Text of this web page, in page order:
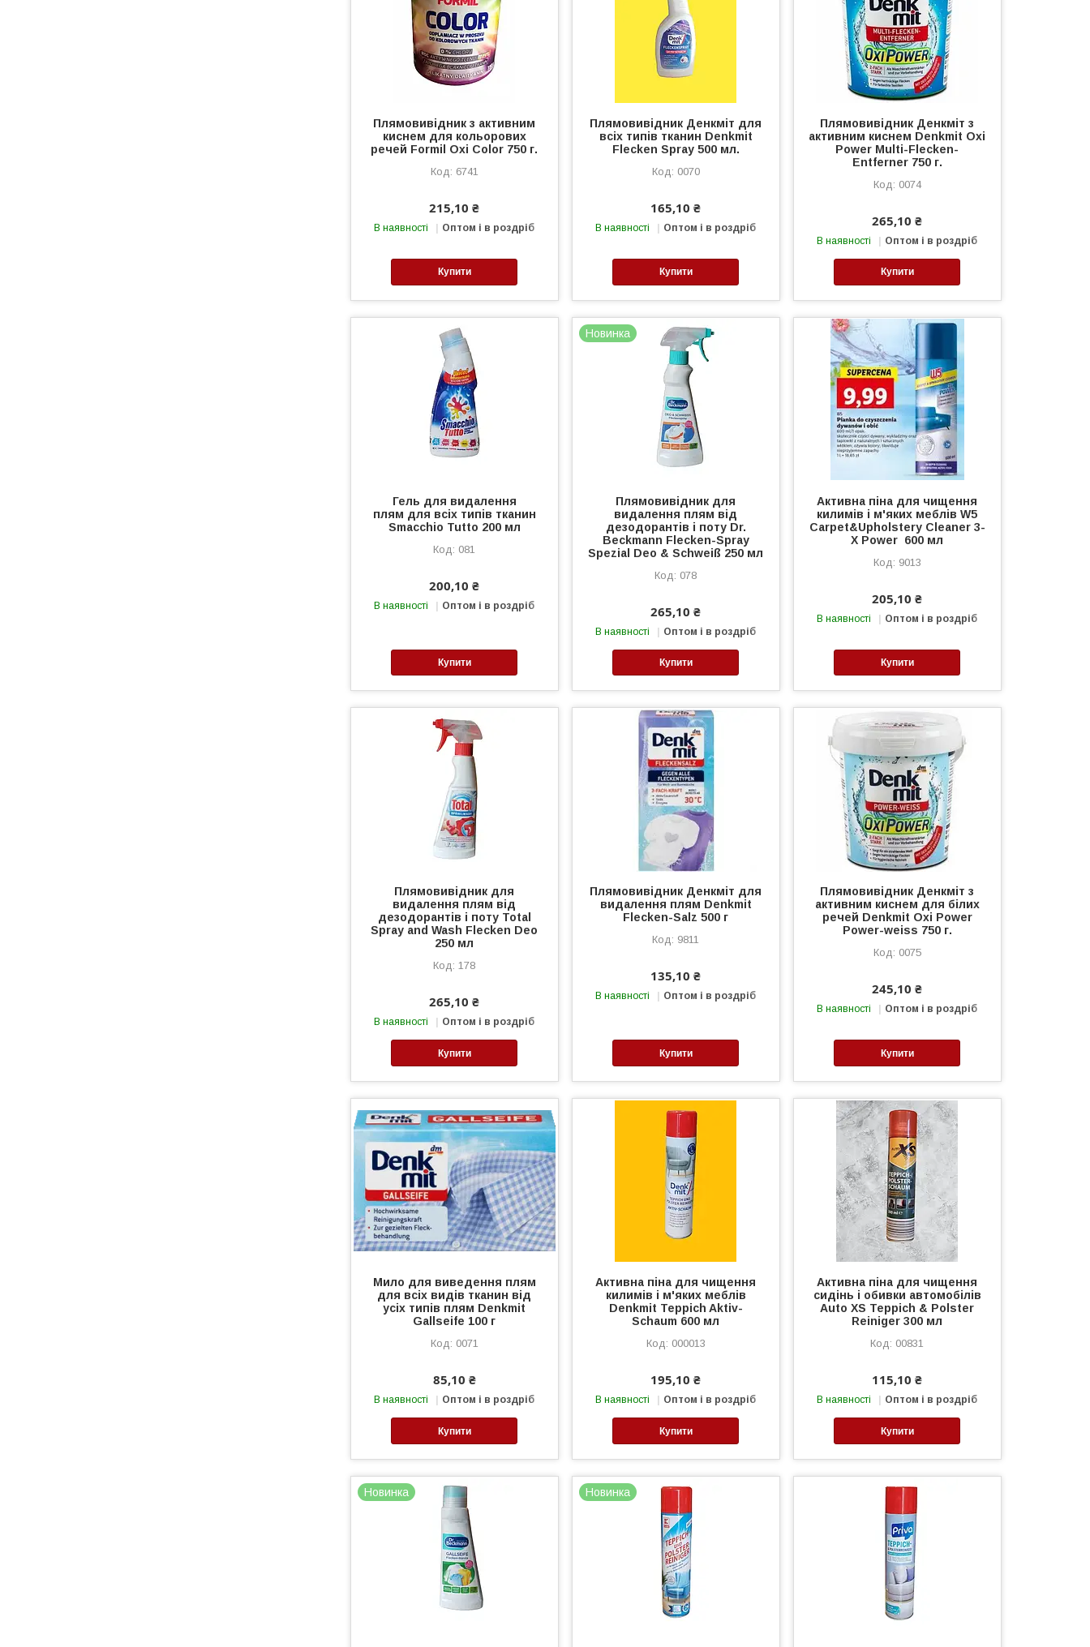
Плямовивідник з активним
киснем для кольорових
речей Formil Oxi Color 750 г.
6741
215,10 ₴
В наявності Оптом і в роздріб
Купити
Плямовивідник Денкміт для
всіх типів тканин Denkmit
Flecken Spray 500 мл.
0070
165,10 ₴
В наявності Оптом і в роздріб
Купити
Плямовивідник Денкміт з
активним киснем Denkmit Oxi
Power Multi-Flecken-
Entferner 750 г.
0074
265,10 ₴
В наявності Оптом і в роздріб
Купити
Гель для видалення
плям для всіх типів тканин
Smacchio Tutto 200 мл
081
200,10 ₴
В наявності Оптом і в роздріб
Купити
Новинка
Плямовивідник для
видалення плям від
дезодорантів і поту Dr.
Beckmann Flecken-Spray
Spezial Deo & Schweiß 250 мл
078
265,10 ₴
В наявності Оптом і в роздріб
Купити
Активна піна для чищення
килимів і м'яких меблів W5
Carpet&Upholstery Cleaner 3-
X Power 600 мл
9013
205,10 ₴
В наявності Оптом і в роздріб
Купити
Плямовивідник для
видалення плям від
дезодорантів і поту Total
Spray and Wash Flecken Deo
250 мл
178
265,10 ₴
В наявності Оптом і в роздріб
Купити
Плямовивідник Денкміт для
видалення плям Denkmit
Flecken-Salz 500 г
9811
135,10 ₴
В наявності Оптом і в роздріб
Купити
Плямовивідник Денкміт з
активним киснем для білих
речей Denkmit Oxi Power
Power-weiss 750 г.
0075
245,10 ₴
В наявності Оптом і в роздріб
Купити
Мило для виведення плям
для всіх видів тканин від
усіх типів плям Denkmit
Gallseife 100 г
0071
85,10 ₴
В наявності Оптом і в роздріб
Купити
Активна піна для чищення
килимів і м'яких меблів
Denkmit Teppich Aktiv-
Schaum 600 мл
000013
195,10 ₴
В наявності Оптом і в роздріб
Купити
Активна піна для чищення
сидінь і обивки автомобілів
Auto XS Teppich & Polster
Reiniger 300 мл
00831
115,10 ₴
В наявності Оптом і в роздріб
Купити
Новинка Новинка